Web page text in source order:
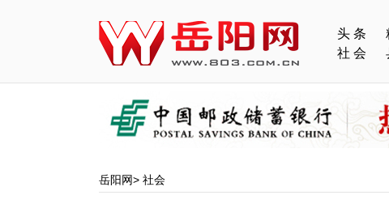
头条
社会
岳阳网> 社会